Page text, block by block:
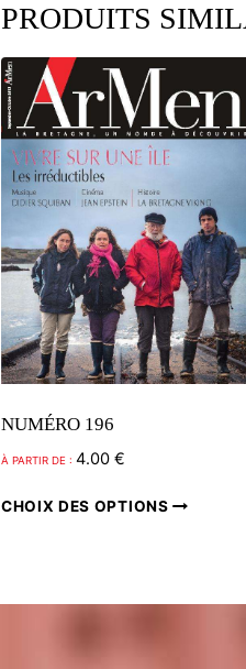
PRODUITS
NUMÉRO 196
À PARTIR DE : 4.00 €
CHOIX DES OPTIONS